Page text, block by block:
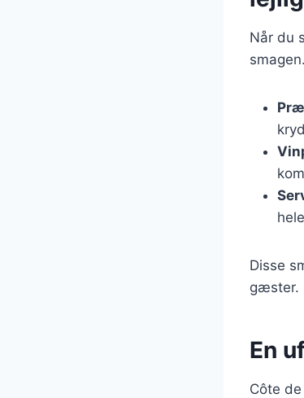
Når du
Disse
gæster.
En
Côte